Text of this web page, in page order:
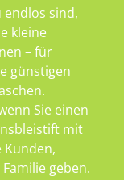
sind,
kleine
– für
günstigen
Sie einen
mit
Kunden,
geben.